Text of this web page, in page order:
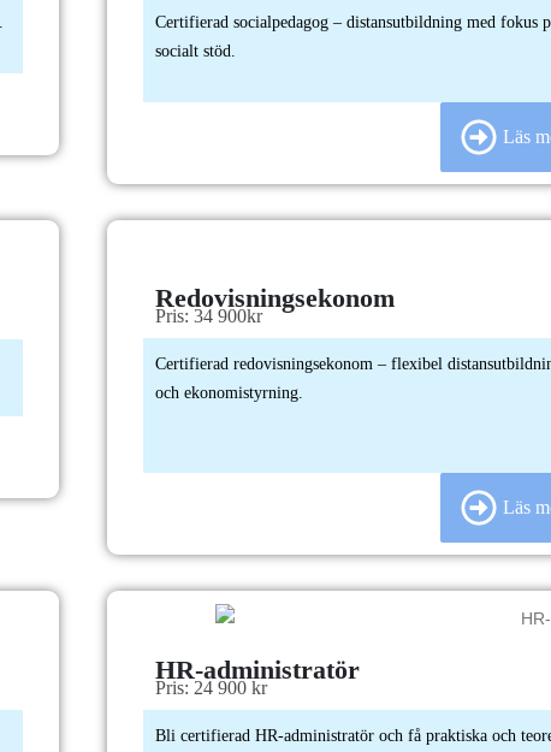
Certifierad socialpedagog – distansutbildning med fokus
socialt stöd.
Läs
Redovisningsekonom
Pris: 34 900kr
Certifierad redovisningsekonom – flexibel
och ekonomistyrning.
Läs
HR-administratör
Pris: 24 900 kr
Bli certifierad HR-administratör och få praktiska och